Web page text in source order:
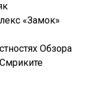
«Замок»
Обзора